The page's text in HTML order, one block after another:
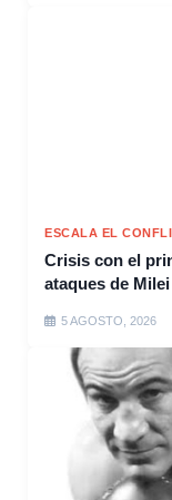
ESCALA EL
Crisis con el
ataques de
5 AGOSTO, 2026